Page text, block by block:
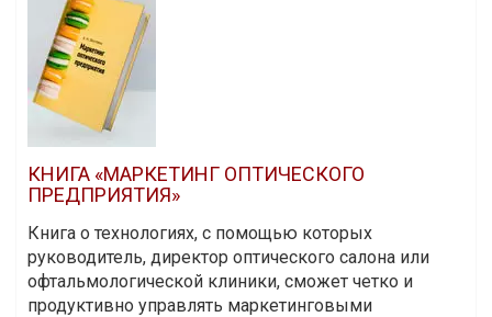
КНИГА «МАРКЕТИНГ ОПТИЧЕСКОГО
ПРЕДПРИЯТИЯ»
Книга о технологиях, с помощью которых
руководитель, директор оптического салона или
офтальмологической клиники, сможет четко и
продуктивно управлять маркетинговыми